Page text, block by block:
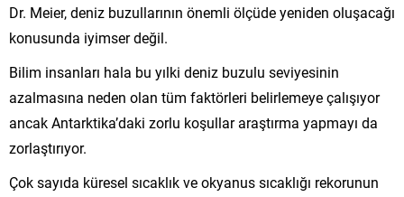
Dr. Meier, deniz buzullarının önemli ölçüde yeniden oluşacağı
konusunda iyimser değil.
Bilim insanları hala bu yılki deniz buzulu seviyesinin
azalmasına neden olan tüm faktörleri belirlemeye çalışıyor
ancak Antarktika’daki zorlu koşullar araştırma yapmayı da
zorlaştırıyor.
Çok sayıda küresel sıcaklık ve okyanus sıcaklığı rekorunun